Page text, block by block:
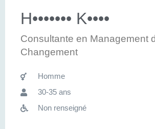
H••••••• K••••
Consultante en Management
Changement
Homme
30-35 ans
Non renseigné